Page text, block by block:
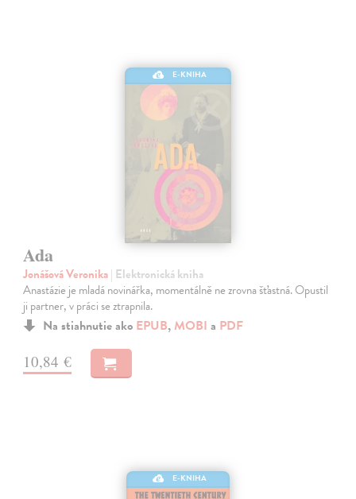
E-KNIHA
Ada
Jonášová Veronika| Elektronická kniha
Anastázie je mladá novinářka, momentálně ne zrovna šťastná. Opustil
ji partner, v práci se ztrapnila.
Na stiahnutie ako EPUB, MOBI a PDF
10,84 €
E-KNIHA